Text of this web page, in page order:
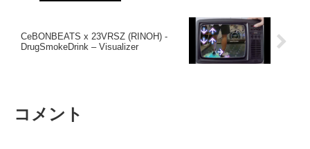
CeBONBEATS x 23VRSZ (RINOH) -
DrugSmokeDrink – Visualizer
コメント